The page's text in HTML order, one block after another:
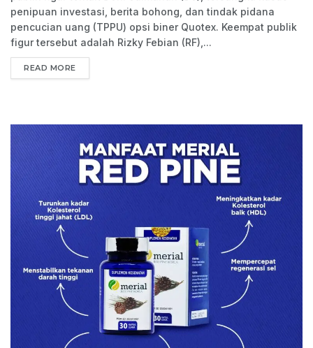
penipuan investasi, berita bohong, dan tindak pidana
pencucian uang (TPPU) opsi biner Quotex. Keempat publik
figur tersebut adalah Rizky Febian (RF),...
READ MORE